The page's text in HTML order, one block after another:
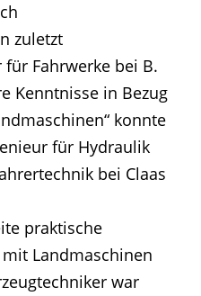
zuletzt
Fahrwerke bei B.
Kenntnisse in Bezug
konnte
für Hydraulik
bei Claas
praktische
Landmaschinen
war